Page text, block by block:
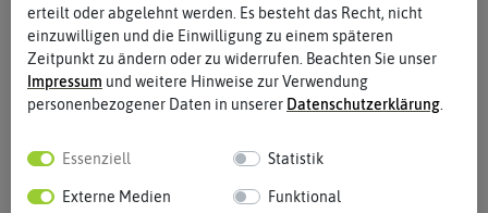
erteilt oder abgelehnt werden. Es besteht das Recht, nicht
einzuwilligen und die Einwilligung zu einem späteren
Zeitpunkt zu ändern oder zu widerrufen. Beachten Sie unser
Impressum und weitere Hinweise zur Verwendung
personenbezogener Daten in unserer Daten­schutz­erklärung
Essenziell Statistik
Externe Medien Funktional